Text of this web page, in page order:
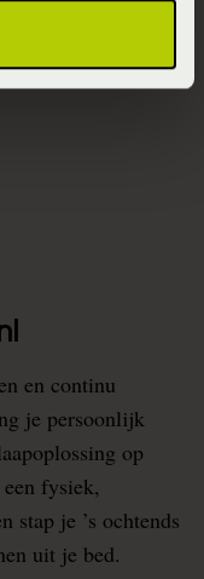
en continu
je persoonlijk
op
fysiek,
stap je ’s ochtends
uit je bed.